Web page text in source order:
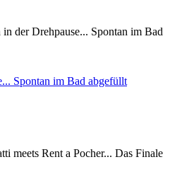
Spontan im Bad abgefüllt